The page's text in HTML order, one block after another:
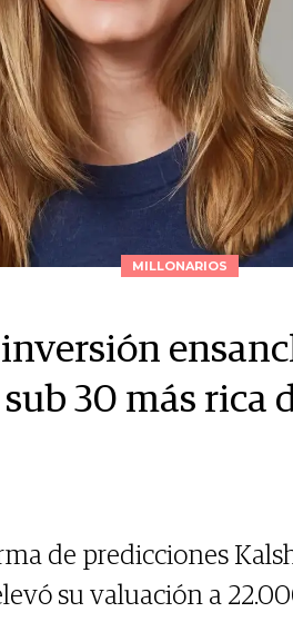
MILLONARIOS
30 más rica
de predicciones
su valuación a